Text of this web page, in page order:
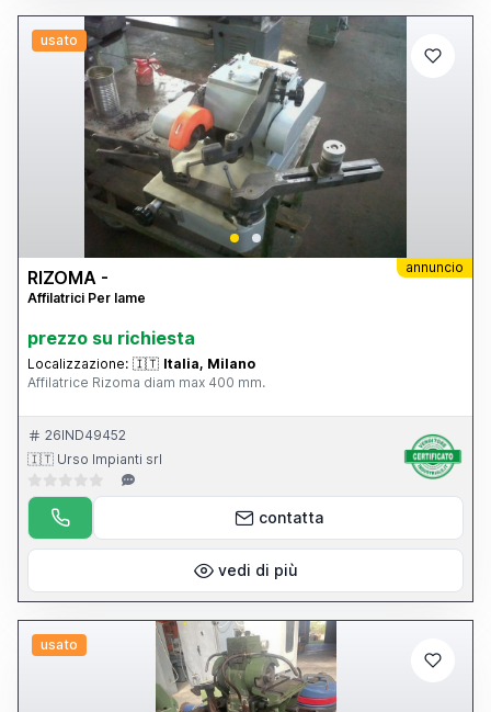
usato
annuncio
RIZOMA -
Affilatrici Per lame
prezzo su richiesta
Localizzazione: 🇮🇹 Italia, Milano
Affilatrice Rizoma diam max 400 mm.
26IND49452
🇮🇹 Urso Impianti srl
contatta
vedi di più
usato